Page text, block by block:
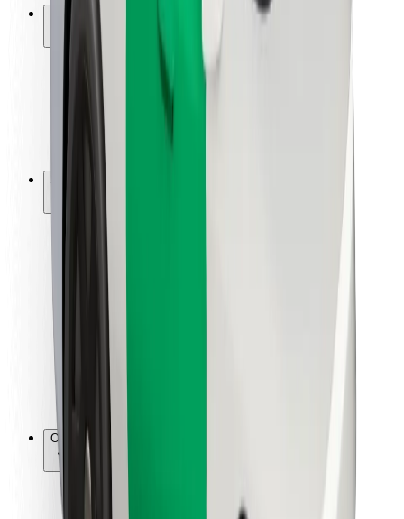
Ciudades
Dónde estamos
Soluciones para las ciudades
Aeropuertos
Estaciones de carga de Bolt
Para usuarios
Para conductores
Bolt Food
Para propietarios de flota
Bolt para empresas
Otros
Proveedores